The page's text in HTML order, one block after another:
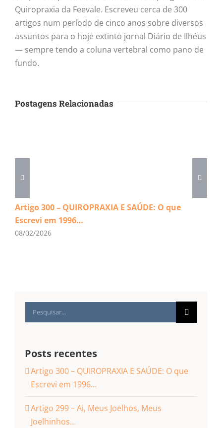
Quiropraxia da Feevale. Escreveu cerca de 300
artigos num período de cinco anos sobre diversos
assuntos para o hoje extinto jornal Diário de Ilhéus
— sempre tendo a coluna vertebral como pano de
fundo.
Postagens Relacionadas
Artigo 300 – QUIROPRAXIA E SAÚDE: O que
Escrevi em 1996…
08/02/2026
Buscar
resultados
Posts recentes
Artigo 300 – QUIROPRAXIA E SAÚDE: O que
Escrevi em 1996…
Artigo 299 – Ai, Meus Joelhos, Meus
Joelhinhos…